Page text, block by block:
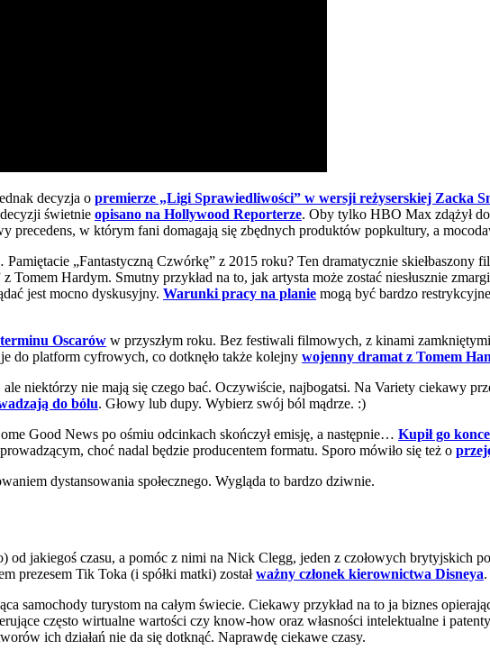
decyzja o premierze „Ligi Sprawiedliwości” w wersji reżyserskiej Zacka
świetnie opisano na Hollywood Reporterze. Oby tylko HBO Max zdążył do
precedens, w którym fani domagają się zbędnych produktów popkultury, a
„Fantastyczną Czwórkę” z 2015 roku? Ten dramatycznie skiełbaszony
Tomem Hardym. Smutny przykład na to, jak artysta może zostać niesłusznie
jest mocno dyskusyjny. Warunki pracy na planie mogą być bardzo
terminu Oscarów w przyszłym roku. Bez festiwali filmowych, z kinami
do platform cyfrowych, co dotknęło także kolejny wojenny dramat z Tomem
niektórzy nie mają się czego bać. Oczywiście, najbogatsi. Na Variety ciekawy
do bólu. Głowy lub dupy. Wybierz swój ból mądrze. :)
Good News po ośmiu odcinkach skończył emisję, a następnie… Kupił go
choć nadal będzie producentem formatu. Sporo mówiło się też o
dystansowania społecznego. Wygląda to bardzo dziwnie.
od jakiegoś czasu, a pomóc z nimi na Nick Clegg, jeden z czołowych brytyjskich
prezesem Tik Toka (i spółki matki) zostałważny członek kierownictwa Disneya.
samochody turystom na całym świecie. Ciekawy przykład na to ja biznes
często wirtualne wartości czy know-how oraz własności intelektualne i
ich działań nie da się dotknąć. Naprawdę ciekawe czasy.